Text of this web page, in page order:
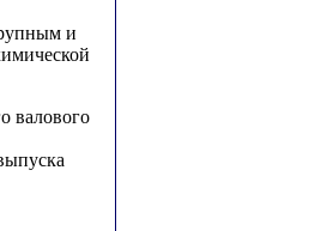
и
валового